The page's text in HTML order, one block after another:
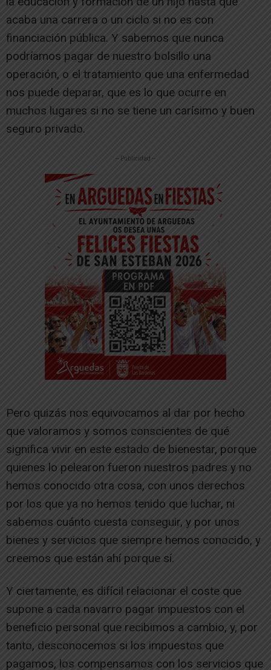
acaba una carrera o un ciclo si no es con
financiación pública. Y sabemos que nunca
podríamos pagar de nuestro bolsillo una
operación, o el tratamiento que una enfermedad
nos puede deparar, que es lo que ocurre en
muchos lugares si no se tiene un carísimo y buen
seguro privado.
-- Publicidad --
Pero quizás nos equivocamos al dar por hecho
que valoramos y somos conscientes de qué
significa vivir en este estado de bienestar, porque
quienes lo pelearon fueron nuestros padres y no
hemos conocido otra cosa, con unos derechos
por los que ya no hemos tenido que luchar, ni
sabemos cuánto cuesta conseguir, y por unos
bienes y servicios que siempre hemos conocido, y
creemos que están ahí porque sí.
Y ciertamente, es difícil relacionar el coste que
supone a cada navarro pagar impuestos con el
beneficio personal que recibimos a cambio, y, por
tanto, desconocemos si los impuestos que
pagamos, los compensamos con los servicios que